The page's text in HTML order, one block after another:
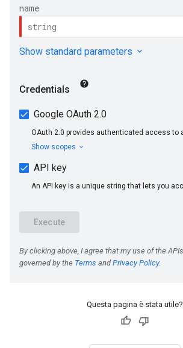
Questa pagina è stata utile?